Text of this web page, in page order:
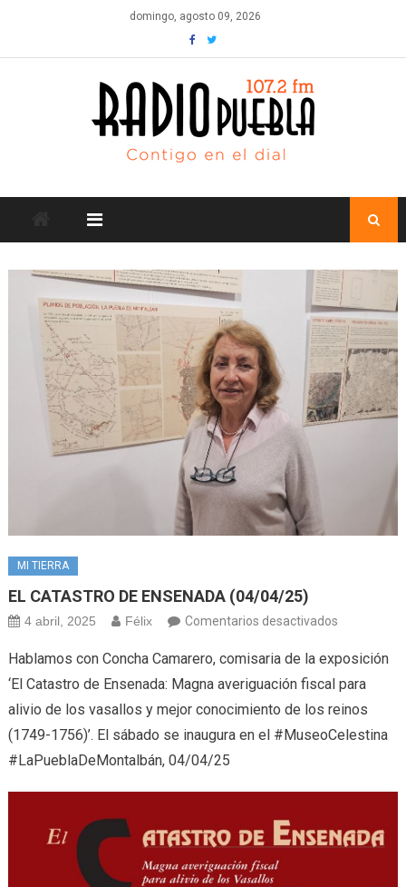
content
domingo, agosto 09, 2026
MI TIERRA
EL CATASTRO DE ENSENADA (04/04/25)
4 abril, 2025 Félix Comentarios desactivadosen
CATASTRO
DE
ENSENADA
(04/04/25)
Hablamos con Concha Camarero, comisaria de la exposición
‘El Catastro de Ensenada: Magna averiguación fiscal para
alivio de los vasallos y mejor conocimiento de los reinos
(1749-1756)’. El sábado se inaugura en el #MuseoCelestina
#LaPueblaDeMontalbán, 04/04/25